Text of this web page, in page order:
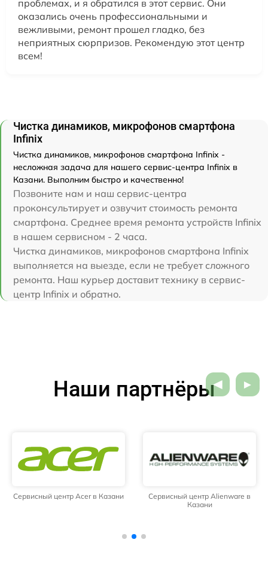
проблемах, и я обратился в этот сервис. Они
оказались очень профессиональными и
вежливыми, ремонт прошел гладко, без
неприятных сюрпризов. Рекомендую этот центр
всем!
Чистка динамиков, микрофонов смартфона
Infinix
Чистка динамиков, микрофонов смартфона Infinix -
несложная задача для нашего сервис-центра Infinix в
Казани. Выполним быстро и качественно!
Позвоните нам и наш сервис-центра
проконсультирует и озвучит стоимость ремонта
смартфона. Среднее время ремонта устройств Infinix
в нашем сервисном - 2 часа.
Чистка динамиков, микрофонов смартфона Infinix
выполняется на выезде, если не требует сложного
ремонта. Наш курьер доставит технику в сервис-
центр Infinix и обратно.
Наши партнёры
Сервисный центр Acer в Казани
Сервисный центр Alienware в
Казани